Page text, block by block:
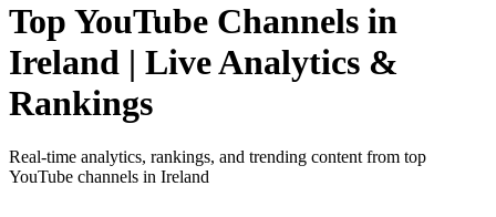
Top YouTube Channels in
Ireland | Live Analytics &
Rankings
Real-time analytics, rankings, and trending content from top
YouTube channels in Ireland